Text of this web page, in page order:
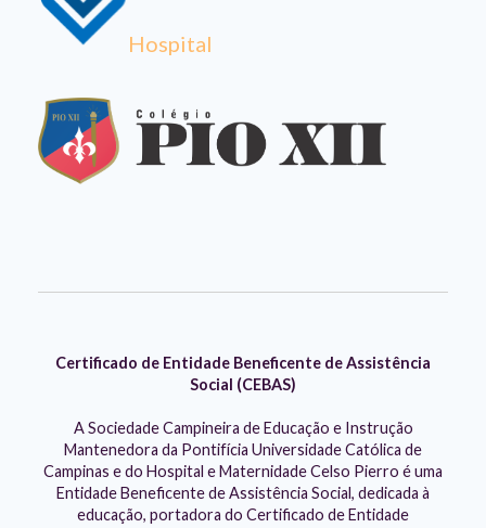
Hospital
Certificado de Entidade Beneficente de Assistência
Social (CEBAS)
A Sociedade Campineira de Educação e Instrução
Mantenedora da Pontifícia Universidade Católica de
Campinas e do Hospital e Maternidade Celso Pierro é uma
Entidade Beneficente de Assistência Social, dedicada à
educação, portadora do Certificado de Entidade